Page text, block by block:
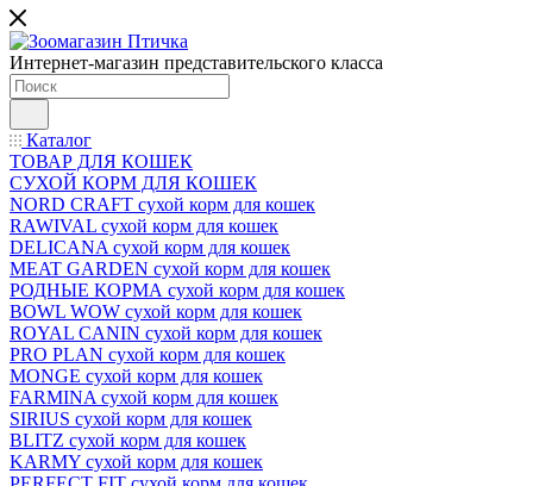
Интернет-магазин представительского класса
Каталог
ТОВАР ДЛЯ КОШЕК
СУХОЙ КОРМ ДЛЯ КОШЕК
NORD CRAFT сухой корм для кошек
RAWIVAL сухой корм для кошек
DELICANA сухой корм для кошек
MEAT GARDEN сухой корм для кошек
РОДНЫЕ КОРМА сухой корм для кошек
BOWL WOW сухой корм для кошек
ROYAL CANIN сухой корм для кошек
PRO PLAN сухой корм для кошек
MONGE сухой корм для кошек
FARMINA сухой корм для кошек
SIRIUS сухой корм для кошек
BLITZ сухой корм для кошек
KARMY сухой корм для кошек